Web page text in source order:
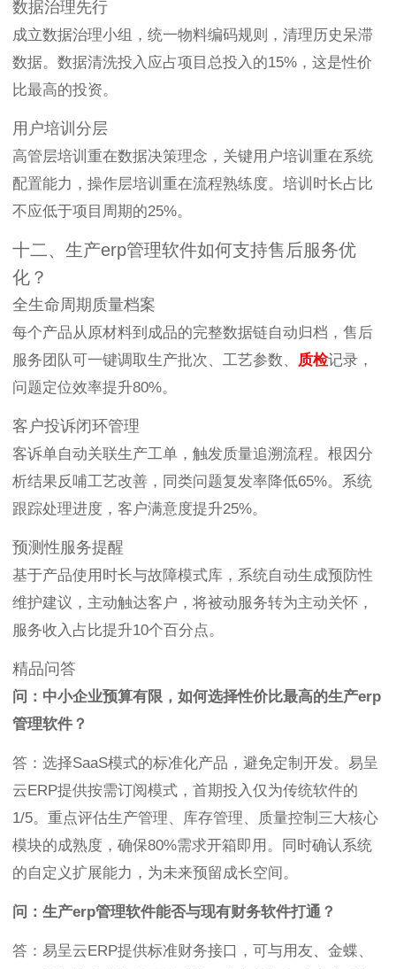
数据治理先行
成立数据治理小组，统一物料编码规则，清理历史呆滞
数据。数据清洗投入应占项目总投入的15%，这是性价
比最高的投资。
用户培训分层
高管层培训重在数据决策理念，关键用户培训重在系统
配置能力，操作层培训重在流程熟练度。培训时长占比
不应低于项目周期的25%。
十二、生产erp管理软件如何支持售后服务优
化？
全生命周期质量档案
每个产品从原材料到成品的完整数据链自动归档，售后
服务团队可一键调取生产批次、工艺参数、 质检记录，
问题定位效率提升80%。
客户投诉闭环管理
客诉单自动关联生产工单，触发质量追溯流程。根因分
析结果反哺工艺改善，同类问题复发率降低65%。系统
跟踪处理进度，客户满意度提升25%。
预测性服务提醒
基于产品使用时长与故障模式库，系统自动生成预防性
维护建议，主动触达客户，将被动服务转为主动关怀，
服务收入占比提升10个百分点。
精品问答
问：中小企业预算有限，如何选择性价比最高的生产erp
管理软件？
答：选择SaaS模式的标准化产品，避免定制开发。易呈
云ERP提供按需订阅模式，首期投入仅为传统软件的
1/5。重点评估生产管理、库存管理、质量控制三大核心
模块的成熟度，确保80%需求开箱即用。同时确认系统
的自定义扩展能力，为未来预留成长空间。
问：生产erp管理软件能否与现有财务软件打通？
答：易呈云ERP提供标准财务接口，可与用友、金蝶、